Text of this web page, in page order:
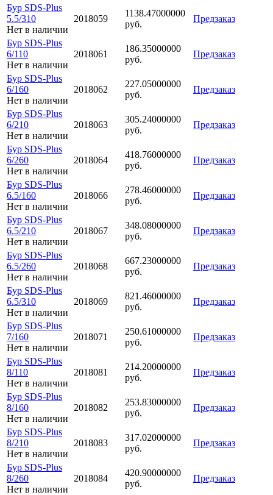
Бур SDS-Plus
5.5/310
Нет в наличии
2018059
1138.47000000
руб.
Предзаказ
Бур SDS-Plus
6/110
Нет в наличии
2018061
186.35000000
руб.
Предзаказ
Бур SDS-Plus
6/160
Нет в наличии
2018062
227.05000000
руб.
Предзаказ
Бур SDS-Plus
6/210
Нет в наличии
2018063
305.24000000
руб.
Предзаказ
Бур SDS-Plus
6/260
Нет в наличии
2018064
418.76000000
руб.
Предзаказ
Бур SDS-Plus
6.5/160
Нет в наличии
2018066
278.46000000
руб.
Предзаказ
Бур SDS-Plus
6.5/210
Нет в наличии
2018067
348.08000000
руб.
Предзаказ
Бур SDS-Plus
6.5/260
Нет в наличии
2018068
667.23000000
руб.
Предзаказ
Бур SDS-Plus
6.5/310
Нет в наличии
2018069
821.46000000
руб.
Предзаказ
Бур SDS-Plus
7/160
Нет в наличии
2018071
250.61000000
руб.
Предзаказ
Бур SDS-Plus
8/110
Нет в наличии
2018081
214.20000000
руб.
Предзаказ
Бур SDS-Plus
8/160
Нет в наличии
2018082
253.83000000
руб.
Предзаказ
Бур SDS-Plus
8/210
Нет в наличии
2018083
317.02000000
руб.
Предзаказ
Бур SDS-Plus
8/260
Нет в наличии
2018084
420.90000000
руб.
Предзаказ